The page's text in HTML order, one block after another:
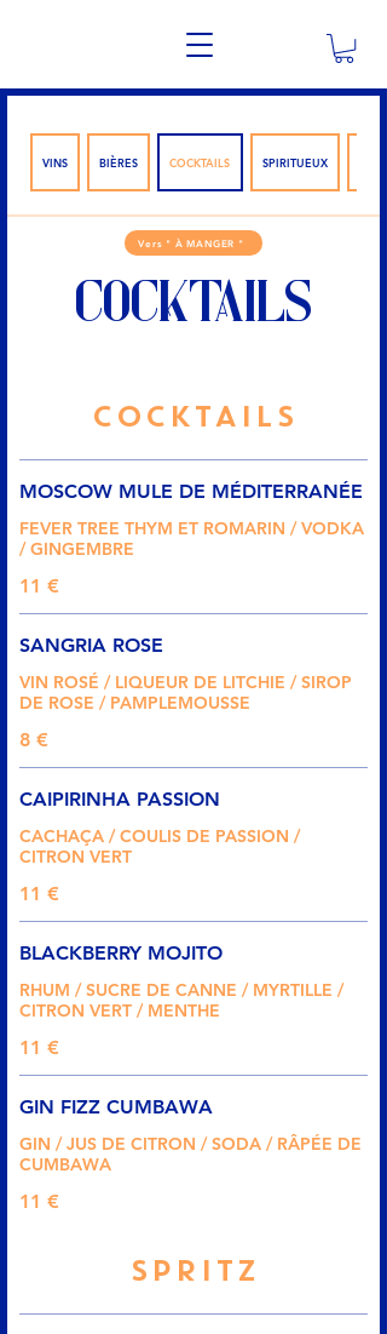
VINS BIÈRES COCKTAILS SPIRITUEUX
COCKTAILS
COCKTAILS
MOSCOW MULE DE MÉDITERRANÉE
FEVER TREE THYM ET ROMARIN / VODKA
/ GINGEMBRE
11 €
SANGRIA ROSE
VIN ROSÉ / LIQUEUR DE LITCHIE / SIROP
DE ROSE / PAMPLEMOUSSE
8 €
CAIPIRINHA PASSION
CACHAÇA / COULIS DE PASSION /
CITRON VERT
11 €
BLACKBERRY MOJITO
RHUM / SUCRE DE CANNE / MYRTILLE /
CITRON VERT / MENTHE
11 €
GIN FIZZ CUMBAWA
GIN / JUS DE CITRON / SODA / RÂPÉE DE
CUMBAWA
11 €
SPRITZ
Vers " À MANGER "